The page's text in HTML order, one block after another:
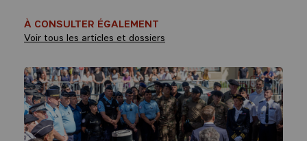
À CONSULTER ÉGALEMENT
Voir tous les articles et dossiers